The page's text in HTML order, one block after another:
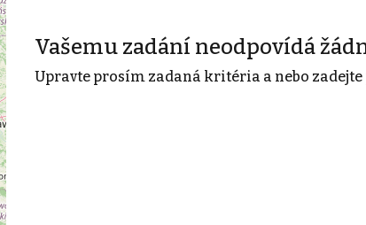
Vašemu zadání neodpovídá
Upravte prosím zadaná kritéria a nebo